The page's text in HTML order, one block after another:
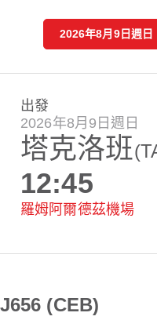
2026年8月9日週日
出發
2026年8月9日週日
塔克洛班
12:45
羅姆阿爾德茲機場
(CEB)